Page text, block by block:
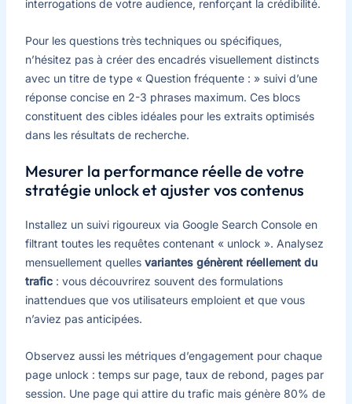
interrogations de votre audience, renforçant la crédibilité.
Pour les questions très techniques ou spécifiques,
n’hésitez pas à créer des encadrés visuellement distincts
avec un titre de type « Question fréquente : » suivi d’une
réponse concise en 2-3 phrases maximum. Ces blocs
constituent des cibles idéales pour les extraits optimisés
dans les résultats de recherche.
Mesurer la performance réelle de votre
stratégie unlock et ajuster vos contenus
Installez un suivi rigoureux via Google Search Console en
filtrant toutes les requêtes contenant « unlock ». Analysez
mensuellement quelles variantes génèrent réellement du
trafic: vous découvrirez souvent des formulations
inattendues que vos utilisateurs emploient et que vous
n’aviez pas anticipées.
Observez aussi les métriques d’engagement pour chaque
page unlock : temps sur page, taux de rebond, pages par
session. Une page qui attire du trafic mais génère 80% de